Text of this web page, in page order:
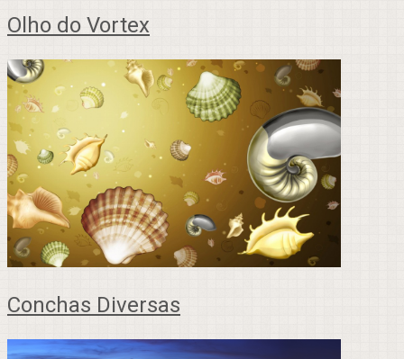
Olho do Vortex
Conchas Diversas